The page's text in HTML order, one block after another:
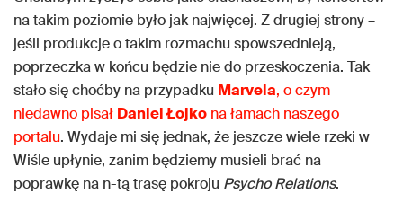
na takim poziomie było jak najwięcej. Z drugiej strony –
jeśli produkcje o takim rozmachu spowszednieją,
poprzeczka w końcu będzie nie do przeskoczenia. Tak
stało się choćby na przypadku Marvela, o czym
niedawno pisał Daniel Łojko na łamach naszego
portalu. Wydaje mi się jednak, że jeszcze wiele rzeki w
Wiśle upłynie, zanim będziemy musieli brać na
poprawkę na n-tą trasę pokroju Psycho Relations.